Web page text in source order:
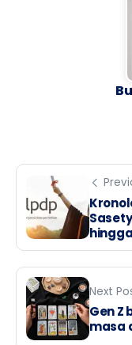
Next
Gen
masa